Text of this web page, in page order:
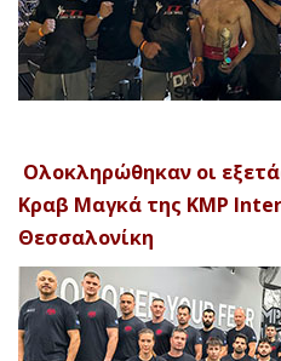
Ολοκληρώθηκαν οι
Κραβ Μαγκά της KMP
Θεσσαλονίκη